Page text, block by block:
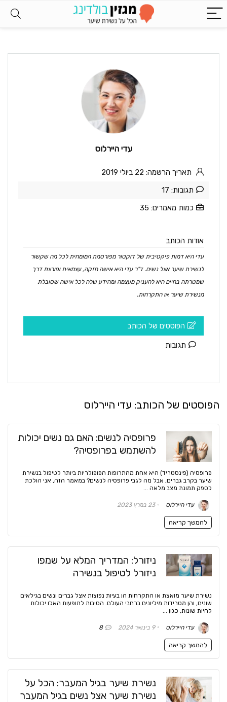
עדי היירלוס
תאריך הרשמה: 22 ביולי 2019
תגובות: 17
כמות מאמרים: 35
אודות הכותב
עדי היא דמות פיקטיבית של דוקטור מפורסמת המומחית לכל מה שקשור
לנשירת שיער אצל נשים. ד"ר עדי היא אישה חזקה, עצמאית ופורצת דרך
שמטרתה בחיים היא להעניק מעצמה ומהידע שלה לכל אישה שסובלת
מנשירת שיער או התקרחות.
הפוסטים של הכותב
תגובות
הפוסטים של הכותב: עדי היירלוס
פרופסיה לנשים: האם גם נשים יכולות
להשתמש בפרופסיה?
פרופסיה (פינסטריד) היא אחת מהתרופות הפופולריות ביותר לטיפול בנשירת
שיער בקרב גברים, אבל מה לגבי פרופסיה לנשים? במאמר הזה, אני הולכת
לספק תמונת מצב מלאה ...
עדי היירלוס 23 במרץ 2023
להמשך קריאה
ניזורל: המדריך המלא על שמפו
ניזורל לטיפול בנשירה
נשירת שיער מואצת או התקרחות הן בעיות נפוצות אצל גברים ונשים בגילאים
שונים, והן מטרידות מיליונים ברחבי העולם. הסיבות לתופעות האלו יכולות
להיות שונות, כגון ...
עדי היירלוס 9 בינואר 2024 8
להמשך קריאה
נשירת שיער בגיל המעבר: הכל על
נשירת שיער אצל נשים בגיל המעבר